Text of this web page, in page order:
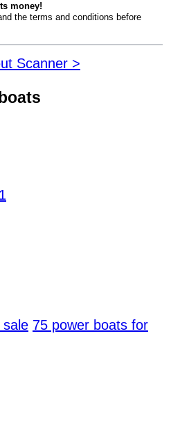
money!
the terms and conditions before
Scanner >
sale 75 power boats for